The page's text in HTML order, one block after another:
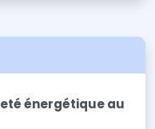
énergétique au